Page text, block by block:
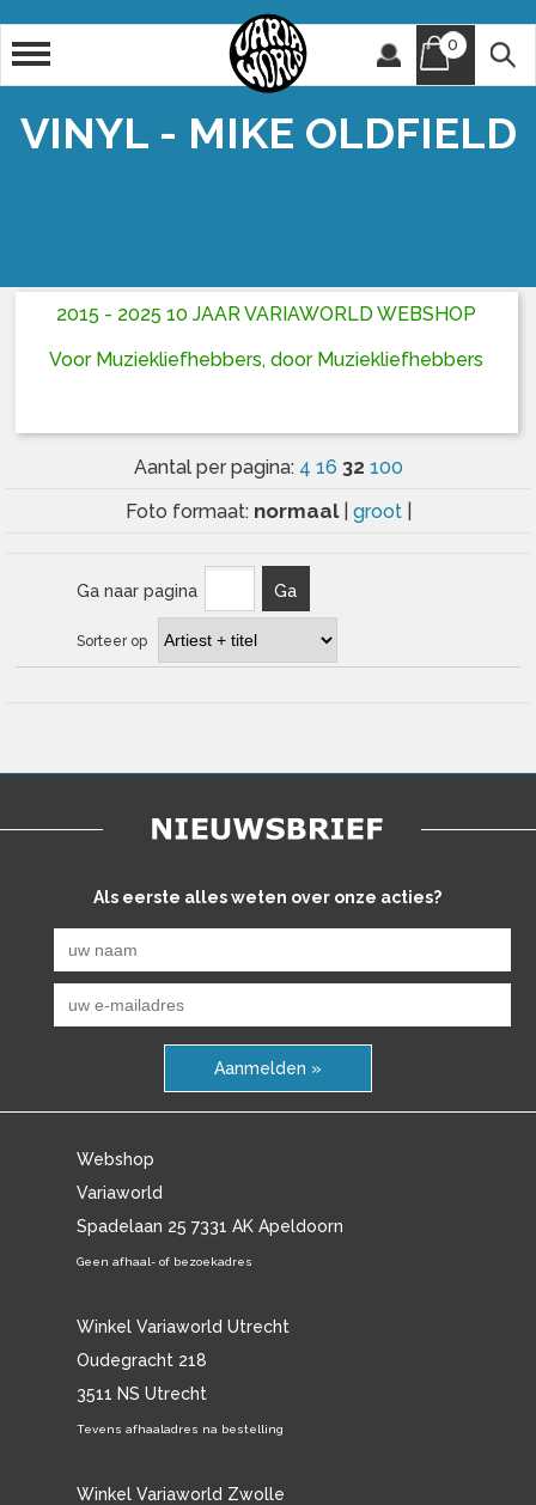
0
VINYL - MIKE OLDFIELD
2015 - 2025 10 JAAR VARIAWORLD WEBSHOP
Voor Muziekliefhebbers, door Muziekliefhebbers
Aantal per pagina: 4 16 32 100
Foto formaat: normaal groot
Ga naar pagina Ga
Sorteer op
Als eerste alles weten over onze acties?
Aanmelden »
Webshop
Variaworld
Spadelaan 25 7331 AK Apeldoorn
Geen afhaal- of bezoekadres
Winkel Variaworld Utrecht
Oudegracht 218
3511 NS Utrecht
Tevens afhaaladres na bestelling
Winkel Variaworld Zwolle